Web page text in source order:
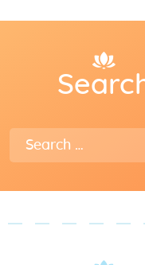
Search
for: